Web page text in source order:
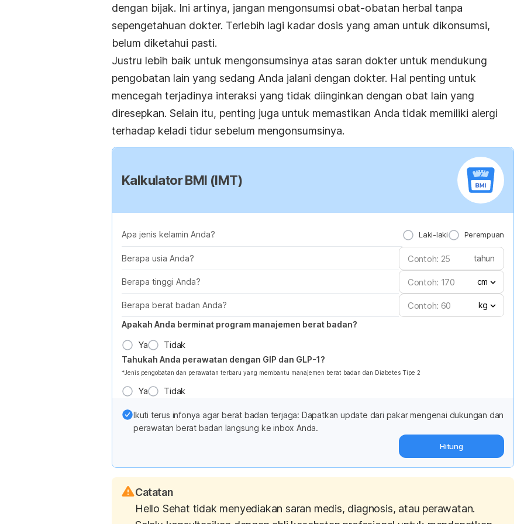
dengan bijak. Ini artinya, jangan mengonsumsi obat-obatan herbal tanpa
sepengetahuan dokter. Terlebih lagi kadar dosis yang aman untuk dikonsumsi,
belum diketahui pasti.
Justru lebih baik untuk mengonsumsinya atas saran dokter untuk mendukung
pengobatan lain yang sedang Anda jalani dengan dokter. Hal penting untuk
mencegah terjadinya interaksi yang tidak diinginkan dengan obat lain yang
diresepkan. Selain itu, penting juga untuk memastikan Anda tidak memiliki alergi
terhadap keladi tidur sebelum mengonsumsinya.
Kalkulator BMI (IMT)
Apa jenis kelamin Anda? Laki-laki Perempuan
Berapa usia Anda? tahun
Berapa tinggi Anda? cm
Berapa berat badan Anda?
kg
Apakah Anda berminat program manajemen berat badan?
Ya Tidak
Tahukah Anda perawatan dengan GIP dan GLP-1?
*Jenis pengobatan dan perawatan terbaru yang membantu manajemen berat badan dan Diabetes Tipe 2
Ya Tidak
Ikuti terus infonya agar berat badan terjaga: Dapatkan update dari pakar mengenai dukungan dan
perawatan berat badan langsung ke inbox Anda.
Hitung
Catatan
Hello Sehat tidak menyediakan saran medis, diagnosis, atau perawatan.